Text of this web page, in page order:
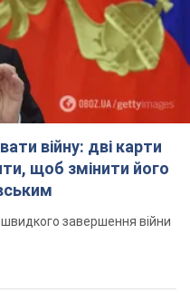
війну: дві карти
щоб змінити його
швидкого завершення війни